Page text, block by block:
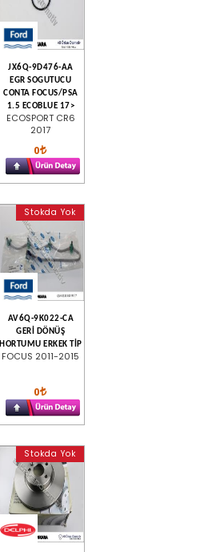
JX6Q-9D476-AA
EGR SOGUTUCU
CONTA FOCUS/PSA
1.5 ECOBLUE 17>
ECOSPORT CR6
2017
0
Stokda Yok
AV6Q-9K022-CA
GERİ DÖNÜŞ
HORTUMU ERKEK TİP
FOCUS 2011-2015
0
Stokda Yok